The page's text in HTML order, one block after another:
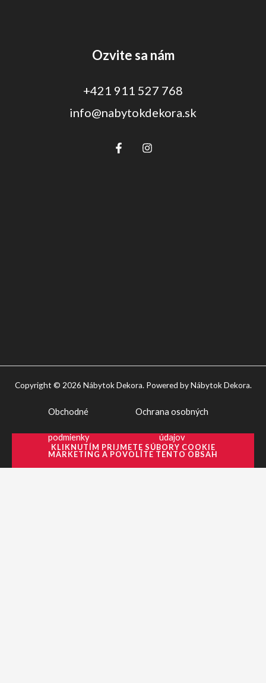
Ozvite sa nám
+421 911 527 768
info@nabytokdekora.sk
KLIKNUTÍM PRIJMETE SÚBORY COOKIE
MARKETING A POVOLÍTE TENTO OBSAH
Copyright © 2026 Nábytok Dekora. Powered by Nábytok Dekora.
Obchodné
podmienky
Ochrana osobných
údajov